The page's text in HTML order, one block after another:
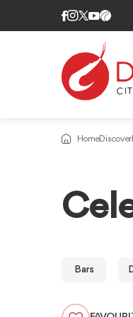
HomeDiscover
Bars